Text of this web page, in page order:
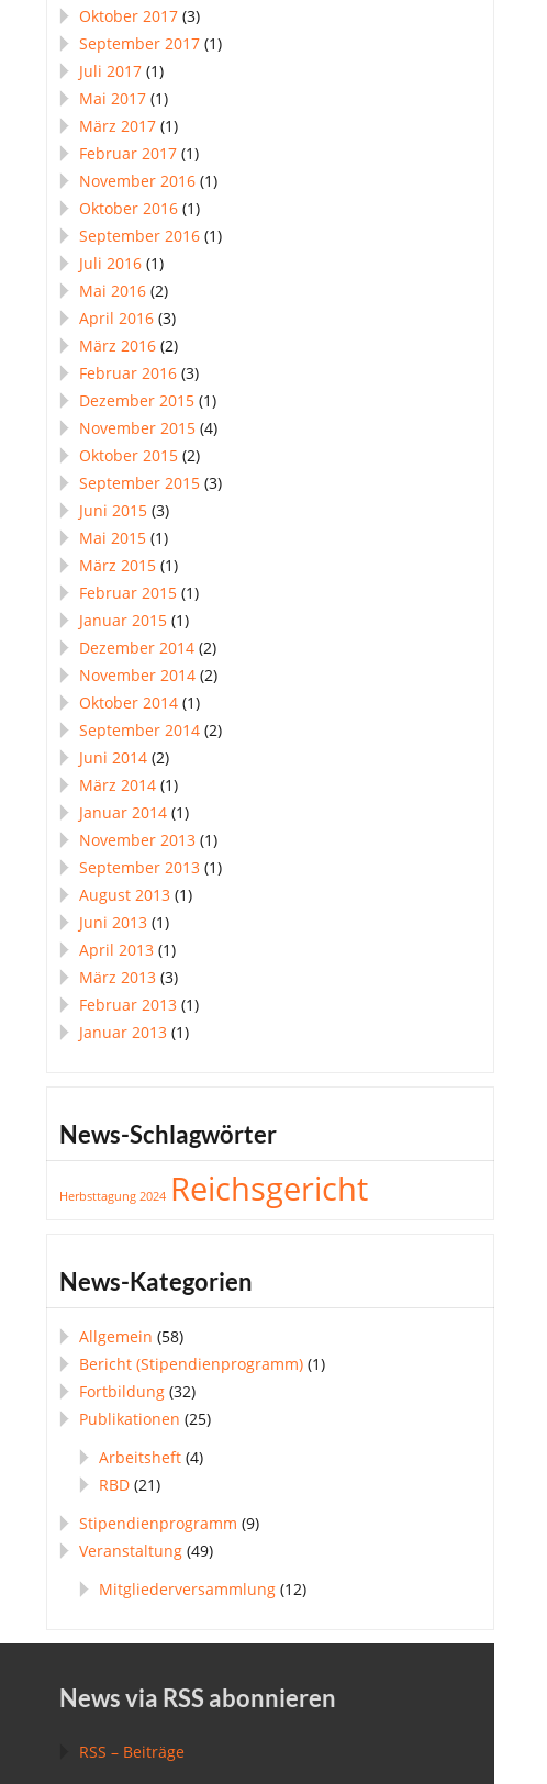
Oktober 2017 (3)
September 2017 (1)
Juli 2017 (1)
Mai 2017 (1)
März 2017 (1)
Februar 2017 (1)
November 2016 (1)
Oktober 2016 (1)
September 2016 (1)
Juli 2016 (1)
Mai 2016 (2)
April 2016 (3)
März 2016 (2)
Februar 2016 (3)
Dezember 2015 (1)
November 2015 (4)
Oktober 2015 (2)
September 2015 (3)
Juni 2015 (3)
Mai 2015 (1)
März 2015 (1)
Februar 2015 (1)
Januar 2015 (1)
Dezember 2014 (2)
November 2014 (2)
Oktober 2014 (1)
September 2014 (2)
Juni 2014 (2)
März 2014 (1)
Januar 2014 (1)
November 2013 (1)
September 2013 (1)
August 2013 (1)
Juni 2013 (1)
April 2013 (1)
März 2013 (3)
Februar 2013 (1)
Januar 2013 (1)
News-Schlagwörter
Herbsttagung 2024 Reichsgericht
News-Kategorien
Allgemein (58)
Bericht (Stipendienprogramm) (1)
Fortbildung (32)
Publikationen (25)
Arbeitsheft (4)
RBD (21)
Stipendienprogramm (9)
Veranstaltung (49)
Mitgliederversammlung (12)
News via RSS abonnieren
RSS – Beiträge